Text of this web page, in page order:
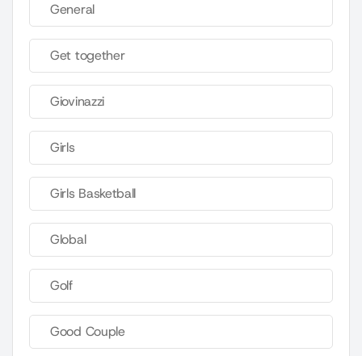
General
Get together
Giovinazzi
Girls
Girls Basketball
Global
Golf
Good Couple